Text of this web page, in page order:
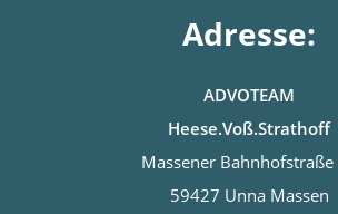
Adresse:
ADVOTEAM
Heese.Voß.Strathoff
Massener Bahnhofstraße
59427 Unna Massen